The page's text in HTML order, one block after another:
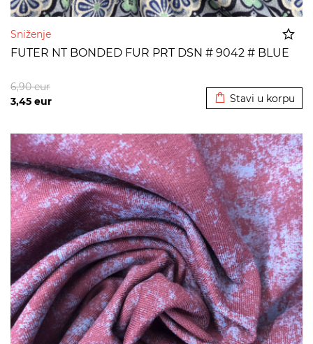
Sniženje
FUTER NT BONDED FUR PRT DSN # 9042 # BLUE
3,45 eur
6,90eur
Stavi u korpu